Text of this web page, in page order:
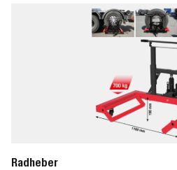
Radheber